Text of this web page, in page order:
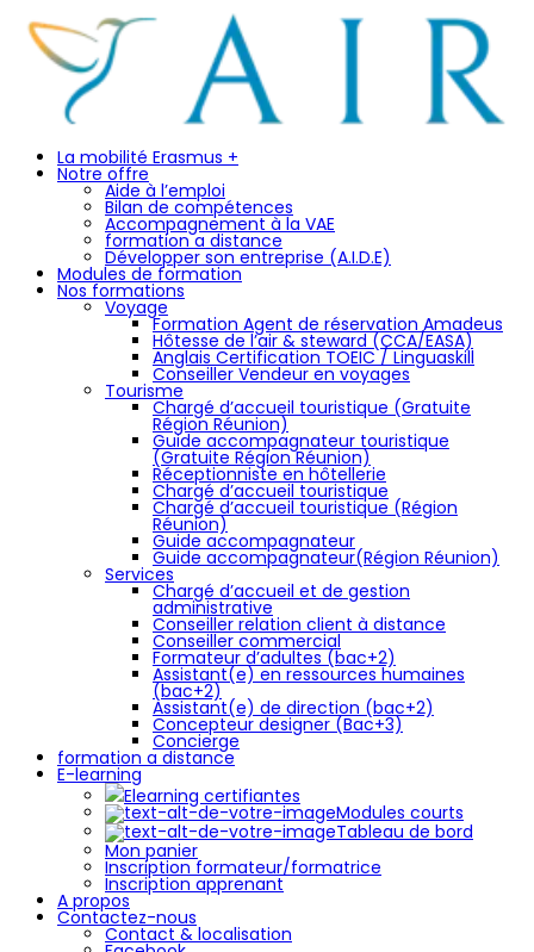
La mobilité Erasmus +
Notre offre
Aide à l’emploi
Bilan de compétences
Accompagnement à la VAE
formation a distance
Développer son entreprise (A.I.D.E)
Modules de formation
Nos formations
Voyage
Formation Agent de réservation Amadeus
Hôtesse de l’air & steward (CCA/EASA)
Anglais Certification TOEIC / Linguaskill
Conseiller Vendeur en voyages
Tourisme
Chargé d’accueil touristique (Gratuite
Région Réunion)
Guide accompagnateur touristique
(Gratuite Région Réunion)
Réceptionniste en hôtellerie
Chargé d’accueil touristique
Chargé d’accueil touristique (Région
Réunion)
Guide accompagnateur
Guide accompagnateur(Région Réunion)
Services
Chargé d’accueil et de gestion
administrative
Conseiller relation client à distance
Conseiller commercial
Formateur d’adultes (bac+2)
Assistant(e) en ressources humaines
(bac+2)
Assistant(e) de direction (bac+2)
Concepteur designer (Bac+3)
Concierge
formation a distance
E-learning
Elearning certifiantes
Modules courts
Tableau de bord
Mon panier
Inscription formateur/formatrice
Inscription apprenant
A propos
Contactez-nous
Contact & localisation